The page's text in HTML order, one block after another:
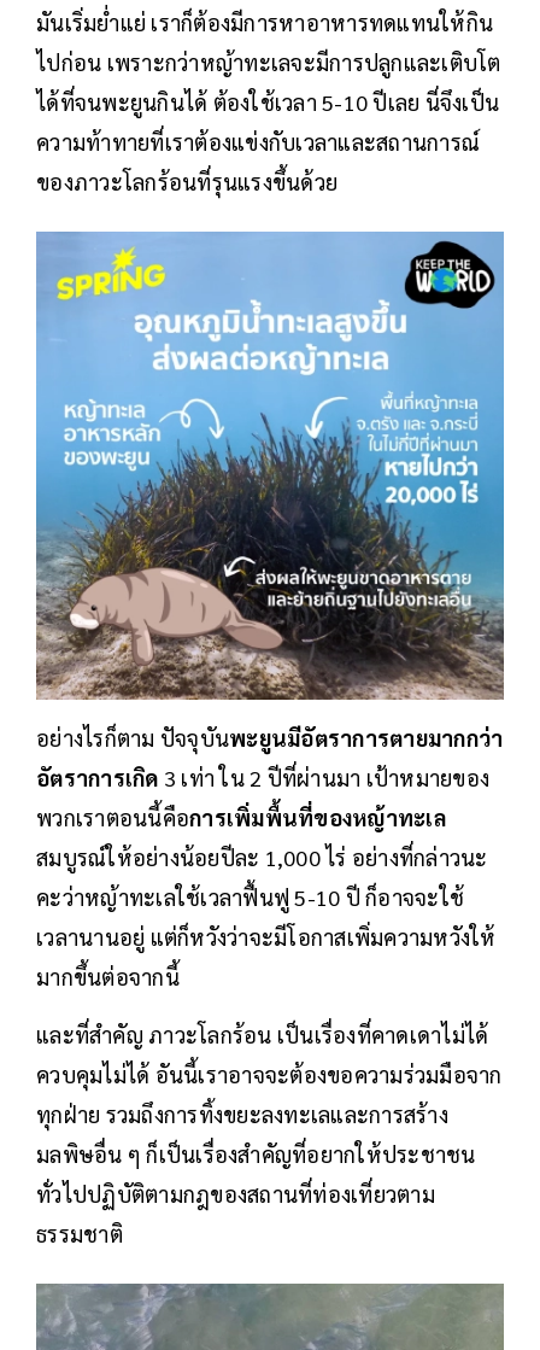
มันเริ่มย่ำแย่ เราก็ต้องมีการหาอาหารทดแทนให้กิน
ไปก่อน เพราะกว่าหญ้าทะเลจะมีการปลูกและเติบโต
ได้ที่จนพะยูนกินได้ ต้องใช้เวลา 5-10 ปีเลย นี่จึงเป็น
ความท้าทายที่เราต้องแข่งกับเวลาและสถานการณ์
ของภาวะโลกร้อนที่รุนแรงขึ้นด้วย
อย่างไรก็ตาม ปัจจุบันพะยูนมีอัตราการตายมากกว่า
อัตราการเกิด 3 เท่า ใน 2 ปีที่ผ่านมา เป้าหมายของ
พวกเราตอนนี้คือการเพิ่มพื้นที่ของหญ้าทะเล
สมบูรณ์ให้อย่างน้อยปีละ 1,000 ไร่ อย่างที่กล่าวนะ
คะว่าหญ้าทะเลใช้เวลาฟื้นฟู 5-10 ปี ก็อาจจะใช้
เวลานานอยู่ แต่ก็หวังว่าจะมีโอกาสเพิ่มความหวังให้
มากขึ้นต่อจากนี้
และที่สำคัญ ภาวะโลกร้อน เป็นเรื่องที่คาดเดาไม่ได้
ควบคุมไม่ได้ อันนี้เราอาจจะต้องขอความร่วมมือจาก
ทุกฝ่าย รวมถึงการทิ้งขยะลงทะเลและการสร้าง
มลพิษอื่น ๆ ก็เป็นเรื่องสำคัญที่อยากให้ประชาชน
ทั่วไปปฏิบัติตามกฎของสถานที่ท่องเที่ยวตาม
ธรรมชาติ